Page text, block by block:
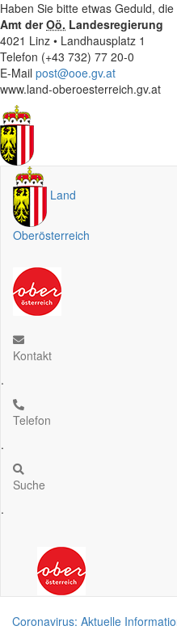
Haben Sie bitte etwas Geduld,
Amt derOö. Landesregierung
4021 Linz • Landhausplatz 1
Telefon (+43 732) 77 20-0
E-Mail post@ooe.gv.at
www.land-oberoesterreich.gv.at
Land
Oberösterreich
Kontakt
.
Telefon
.
Suche
.
Coronavirus: Aktuelle